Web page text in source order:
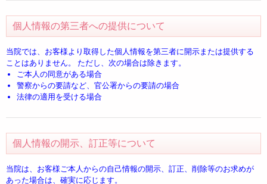
個人情報の第三者への提供について
当院では、お客様より取得した個人情報を第三者に開示または提供する
ことはありません。 ただし、次の場合は除きます。
ご本人の同意がある場合
警察からの要請など、官公署からの要請の場合
法律の適用を受ける場合
個人情報の開示、訂正等について
当院は、お客様ご本人からの自己情報の開示、訂正、削除等のお求めが
あった場合は、確実に応じます。